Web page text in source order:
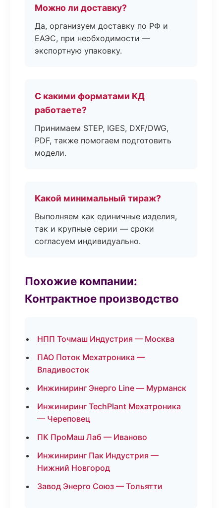
Можно ли доставку?
Да, организуем доставку по РФ и
ЕАЭС, при необходимости —
экспортную упаковку.
С какими форматами КД
работаете?
Принимаем STEP, IGES, DXF/DWG,
PDF, также помогаем подготовить
модели.
Какой минимальный тираж?
Выполняем как единичные изделия,
так и крупные серии — сроки
согласуем индивидуально.
Похожие компании:
Контрактное производство
НПП Точмаш Индустрия — Москва
ПАО Поток Мехатроника —
Владивосток
Инжиниринг Энерго Line — Мурманск
Инжиниринг TechPlant Мехатроника
— Череповец
ПК ПроМаш Лаб — Иваново
Инжиниринг Пак Индустрия —
Нижний Новгород
Завод Энерго Союз — Тольятти